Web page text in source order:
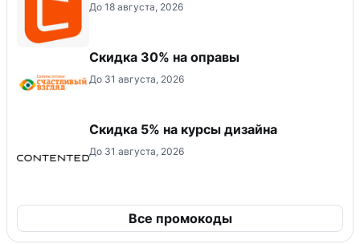
До 18 августа, 2026
Скидка 30% на оправы
До 31 августа, 2026
Скидка 5% на курсы дизайна
До 31 августа, 2026
Все промокоды